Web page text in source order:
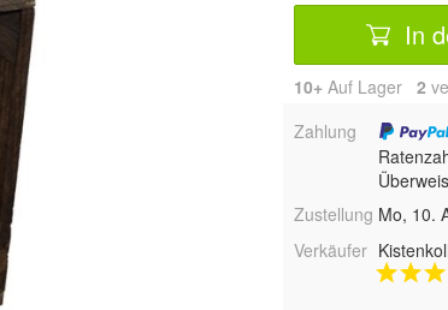
In
10+ Auf Lager 2
Zahlung
Zustellung Mo, 10.
Verkäufer